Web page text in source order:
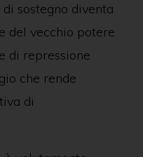
sostegno diventa
del vecchio potere
di repressione
che rende
di